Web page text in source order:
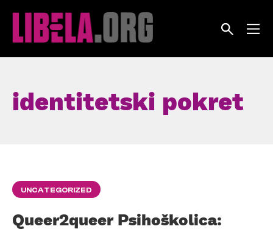
identitetski pokret
UNCATEGORIZED
Queer2queer Psihoškolica: